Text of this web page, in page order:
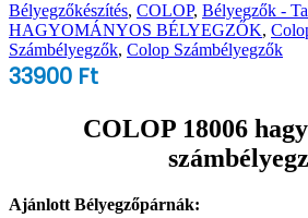
Bélyegzőkészítés, COLOP, Bélyegzők -
HAGYOMÁNYOS BÉLYEGZŐK,
Számbélyegzők, Colop Számbélyegzők
33900 Ft
COLOP 18006
Ajánlott Bélyegzőpárnák: